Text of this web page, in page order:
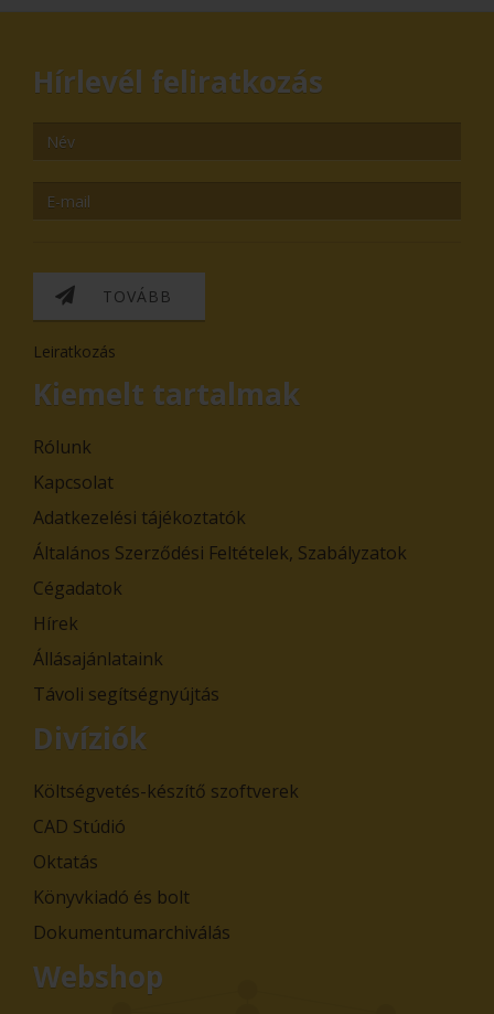
Hírlevél feliratkozás
TOVÁBB
Leiratkozás
Kiemelt tartalmak
Rólunk
Kapcsolat
Adatkezelési tájékoztatók
Általános Szerződési Feltételek, Szabályzatok
Cégadatok
Hírek
Állásajánlataink
Távoli segítségnyújtás
Divíziók
Költségvetés-készítő szoftverek
CAD Stúdió
Oktatás
Könyvkiadó és bolt
Dokumentumarchiválás
Webshop